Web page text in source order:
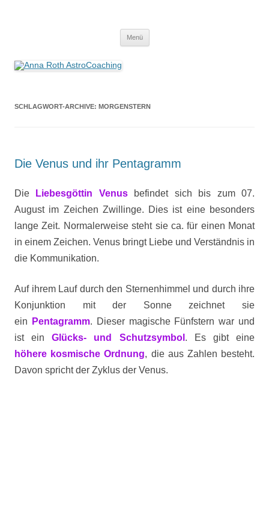
Menü
SCHLAGWORT-ARCHIVE: MORGENSTERN
Die Venus und ihr Pentagramm
Die Liebesgöttin Venusbefindet sich bis zum 07.
August im Zeichen Zwillinge. Dies ist eine besonders
lange Zeit. Normalerweise steht sie ca. für einen Monat
in einem Zeichen. Venus bringt Liebe und Verständnis in
die Kommunikation.
Auf ihrem Lauf durch den Sternenhimmel und durch ihre
Konjunktion mit der Sonne zeichnet sie
ein
Pentagramm. Dieser magische Fünfstern war und
ist einGlücks- und Schutzsymbol . Es gibt eine
höhere kosmische Ordnung, die aus Zahlen besteht.
Davon spricht der Zyklus der Venus.